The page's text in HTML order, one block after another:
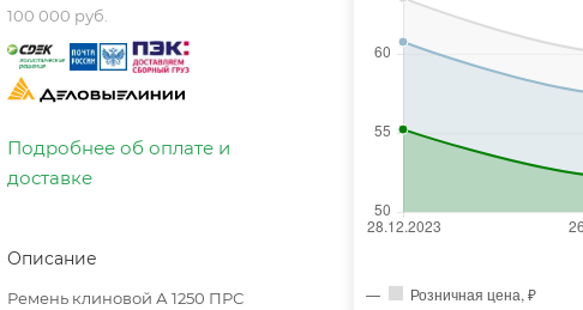
100 000 руб.
Подробнее об оплате и
доставке
Описание
Ремень клиновой А 1250 ПРС
Розничная цена, ₽